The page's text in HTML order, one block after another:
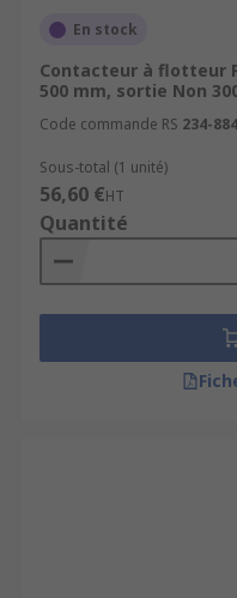
En stock
Contacteur à flotteur
500 mm, sortie Non
Code commande RS 234-
Sous-total (1 unité)
56,60 €HT
Quantité